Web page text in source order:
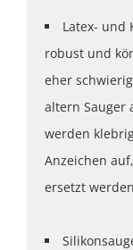
Latex- und
robust und
eher
altern Sauger
werden
Anzeichen
ersetzt